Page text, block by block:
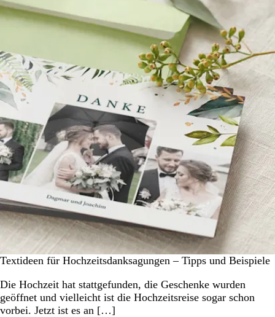
Textideen für Hochzeitsdanksagungen – Tipps und Beispiele
Die Hochzeit hat stattgefunden, die Geschenke wurden
geöffnet und vielleicht ist die Hochzeitsreise sogar schon
vorbei. Jetzt ist es an […]